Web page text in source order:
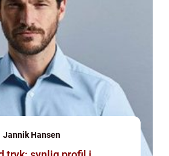
Jannik Hansen